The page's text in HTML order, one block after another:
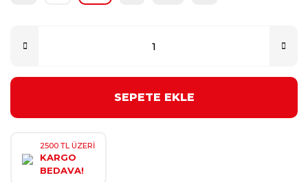
SEPETE EKLE
2500 TL ÜZERİ
KARGO
BEDAVA!